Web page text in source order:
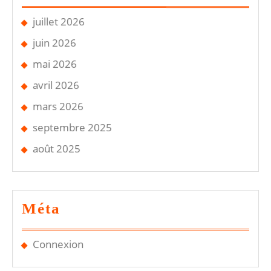
juillet 2026
juin 2026
mai 2026
avril 2026
mars 2026
septembre 2025
août 2025
Méta
Connexion